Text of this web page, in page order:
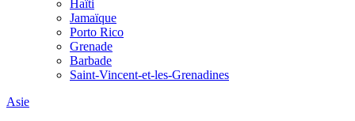
Haïti
Jamaïque
Porto Rico
Grenade
Barbade
Saint-Vincent-et-les-Grenadines
Asie